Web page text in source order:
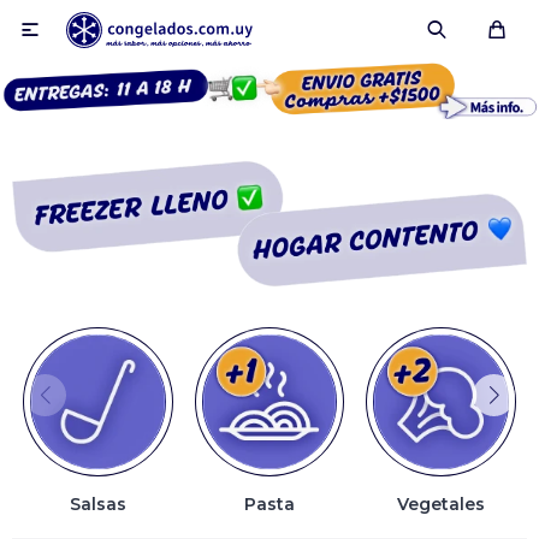

Salsas Pasta Vegetales
Smoothies
Fruta congelada
Pulpas
Pizzas